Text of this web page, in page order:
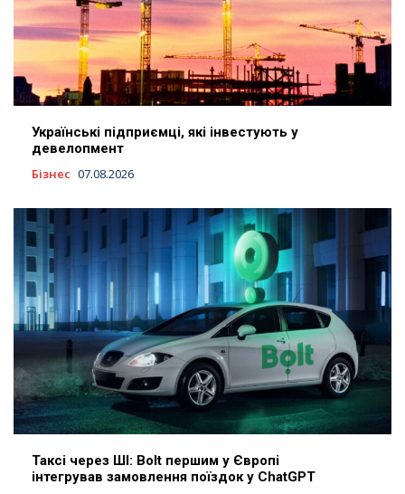
Українські підприємці, які інвестують у
девелопмент
Бізнес 07.08.2026
Таксі через ШІ: Bolt першим у Європі
інтегрував замовлення поїздок у ChatGPT